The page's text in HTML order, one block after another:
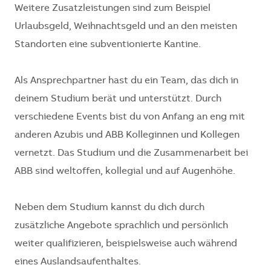
Weitere Zusatzleistungen sind zum Beispiel
Urlaubsgeld, Weihnachtsgeld und an den meisten
Standorten eine subventionierte Kantine.
Als Ansprechpartner hast du ein Team, das dich in
deinem Studium berät und unterstützt. Durch
verschiedene Events bist du von Anfang an eng mit
anderen Azubis und ABB Kolleginnen und Kollegen
vernetzt. Das Studium und die Zusammenarbeit bei
ABB sind weltoffen, kollegial und auf Augenhöhe.
Neben dem Studium kannst du dich durch
zusätzliche Angebote sprachlich und persönlich
weiter qualifizieren, beispielsweise auch während
eines Auslandsaufenthaltes.